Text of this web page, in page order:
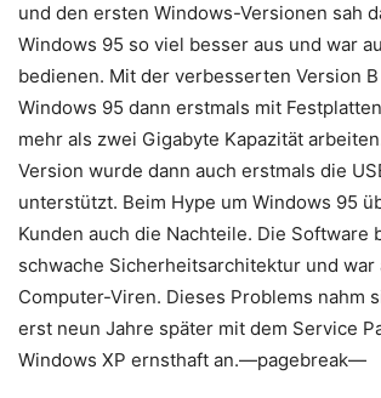
und den ersten Windows-Versionen sah
Windows 95 so viel besser aus und war
bedienen. Mit der verbesserten Version
Windows 95 dann erstmals mit
mehr als zwei Gigabyte Kapazität
Version wurde dann auch erstmals die
unterstützt. Beim Hype um Windows 95
Kunden auch die Nachteile. Die Software
schwache Sicherheitsarchitektur und war
Computer-Viren. Dieses Problems nahm
erst neun Jahre später mit dem Service
Windows XP ernsthaft an.—pagebreak—